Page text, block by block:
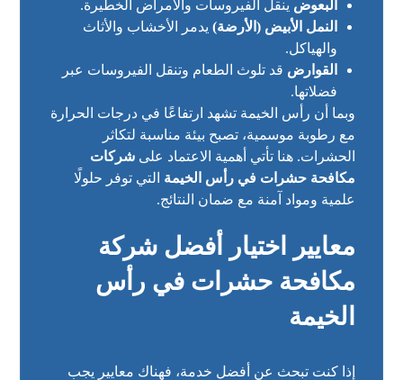
البعوض ينقل الفيروسات والأمراض الخطيرة.
النمل الأبيض (الأرضة) يدمر الأخشاب والأثاث
والهياكل.
القوارض قد تلوث الطعام وتنقل الفيروسات عبر
فضلاتها.
وبما أن رأس الخيمة تشهد ارتفاعًا في درجات الحرارة
مع رطوبة موسمية، تصبح بيئة مناسبة لتكاثر
الحشرات. هنا تأتي أهمية الاعتماد علىشركات
مكافحة حشرات في رأس الخيمة التي توفر حلولًا
علمية ومواد آمنة مع ضمان النتائج.
معايير اختيار أفضل شركة
مكافحة حشرات في رأس
الخيمة
إذا كنت تبحث عن أفضل خدمة، فهناك معايير يجب